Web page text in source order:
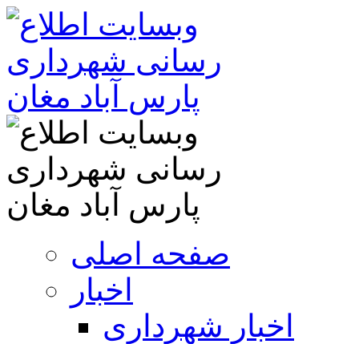
صفحه اصلی
اخبار
اخبار شهرداری